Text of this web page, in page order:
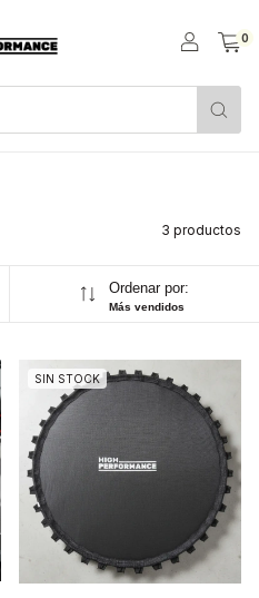
0
3 productos
Ordenar por:
Más vendidos
SIN STOCK